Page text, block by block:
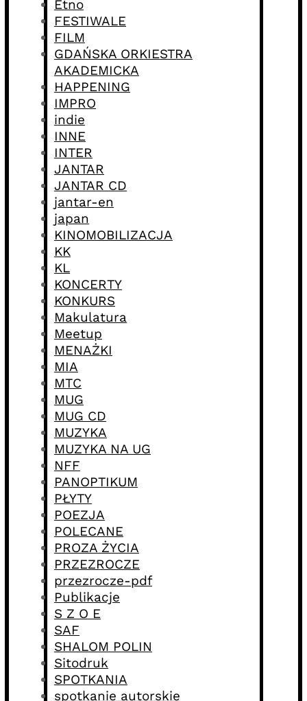
Etno
FESTIWALE
FILM
GDAŃSKA ORKIESTRA
AKADEMICKA
HAPPENING
IMPRO
indie
INNE
INTER
JANTAR
JANTAR CD
jantar-en
japan
KINOMOBILIZACJA
KK
KL
KONCERTY
KONKURS
Makulatura
Meetup
MENAŻKI
MIA
MTC
MUG
MUG CD
MUZYKA
MUZYKA NA UG
NFF
PANOPTIKUM
PŁYTY
POEZJA
POLECANE
PROZA ŻYCIA
PRZEZROCZE
przezrocze-pdf
Publikacje
S Z O E
SAF
SHALOM POLIN
Sitodruk
SPOTKANIA
spotkanie autorskie